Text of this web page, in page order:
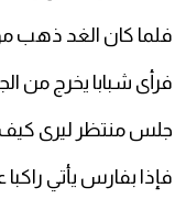
فلما كان الغد ذهب
فرأى شبابا يخرج من
جلس منتظر ليرى
فإذا بفارس يأتي